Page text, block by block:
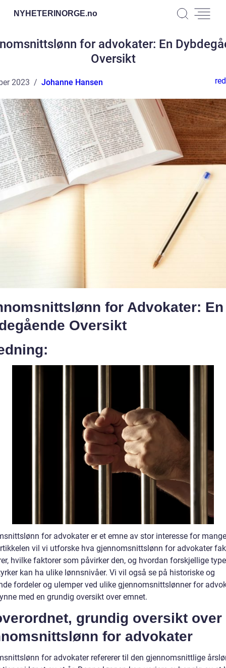
NYHETERINORGE.no
for advokater: En
Oversikt
2023 Johanne Hansen
for Advokater: En
Oversikt
for advokater er et emne av stor interesse for
vil vi utforske hva gjennomsnittslønn for advokater
hvilke faktorer som påvirker den, og hvordan forskjellige
kan ha ulike lønnsnivåer. Vi vil også se på historiske og
fordeler og ulemper ved ulike gjennomsnittslønner for
med en grundig oversikt over emnet.
grundig oversikt over
for advokater
for advokater refererer til den gjennomsnittlige